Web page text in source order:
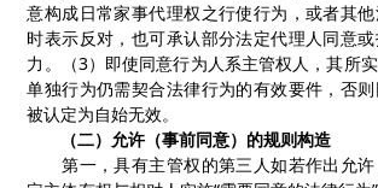
意构成日常家事代理权之行使行为，或者其
时表示反对， 也可承认部分法定代理人同意
力 。（3）即使同意行为人系主管权人，其所
单独行为仍需契合法律行为的有效要件， 否则
被认定为自始无效。
（二）允许（事前同意）的规则构造
第一，具有主管权的第三人如若作出允